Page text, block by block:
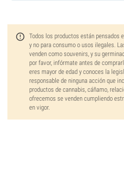
Todos los productos están pensados
y no para consumo o usos ilegales.
venden como souvenirs, y su
por favor, infórmate antes de
eres mayor de edad y conoces la
responsable de ninguna acción que
productos de cannabis, cáñamo,
ofrecemos se venden cumpliendo
en vigor.